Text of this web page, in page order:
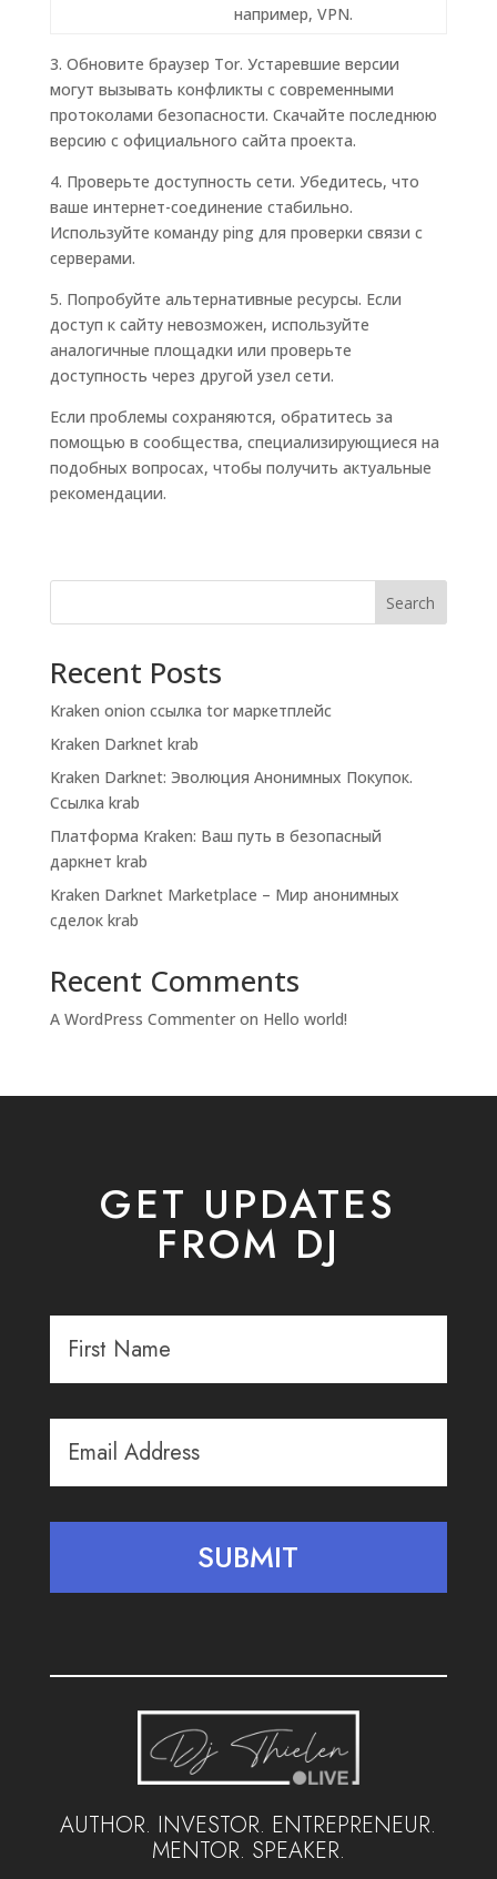
например, VPN.
3. Обновите браузер Tor. Устаревшие версии
могут вызывать конфликты с современными
протоколами безопасности. Скачайте последнюю
версию с официального сайта проекта.
4. Проверьте доступность сети. Убедитесь, что
ваше интернет-соединение стабильно.
Используйте команду ping для проверки связи с
серверами.
5. Попробуйте альтернативные ресурсы. Если
доступ к сайту невозможен, используйте
аналогичные площадки или проверьте
доступность через другой узел сети.
Если проблемы сохраняются, обратитесь за
помощью в сообщества, специализирующиеся на
подобных вопросах, чтобы получить актуальные
рекомендации.
Search
Recent Posts
Kraken onion ссылка tor маркетплейс
Kraken Darknet krab
Kraken Darknet: Эволюция Анонимных Покупок.
Ссылка krab
Платформа Kraken: Ваш путь в безопасный
даркнет krab
Kraken Darknet Marketplace – Мир анонимных
сделок krab
Recent Comments
A WordPress Commenteron Hello world!
GET UPDATES
FROM DJ
Name
AUTHOR. INVESTOR. ENTREPRENEUR.
MENTOR. SPEAKER.